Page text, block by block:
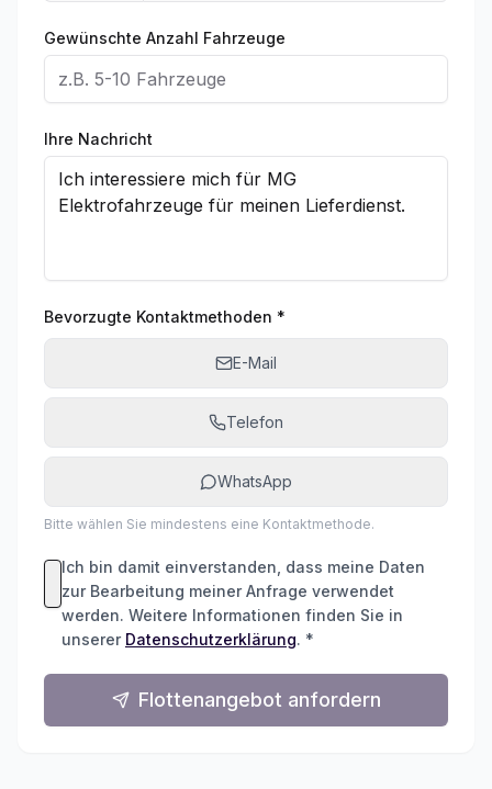
Gewünschte Anzahl Fahrzeuge
Ihre Nachricht
Bevorzugte Kontaktmethoden *
E-Mail
Telefon
WhatsApp
Bitte wählen Sie mindestens eine Kontaktmethode.
Ich bin damit einverstanden, dass meine Daten
zur Bearbeitung meiner Anfrage verwendet
werden. Weitere Informationen finden Sie in
unserer Datenschutzerklärung. *
Flottenangebot anfordern